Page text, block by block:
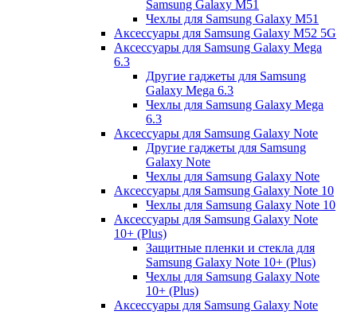
Samsung Galaxy M51
Чехлы для Samsung Galaxy M51
Аксессуары для Samsung Galaxy M52 5G
Аксессуары для Samsung Galaxy Mega
6.3
Другие гаджеты для Samsung
Galaxy Mega 6.3
Чехлы для Samsung Galaxy Mega
6.3
Аксессуары для Samsung Galaxy Note
Другие гаджеты для Samsung
Galaxy Note
Чехлы для Samsung Galaxy Note
Аксессуары для Samsung Galaxy Note 10
Чехлы для Samsung Galaxy Note 10
Аксессуары для Samsung Galaxy Note
10+ (Plus)
Защитные пленки и стекла для
Samsung Galaxy Note 10+ (Plus)
Чехлы для Samsung Galaxy Note
10+ (Plus)
Аксессуары для Samsung Galaxy Note